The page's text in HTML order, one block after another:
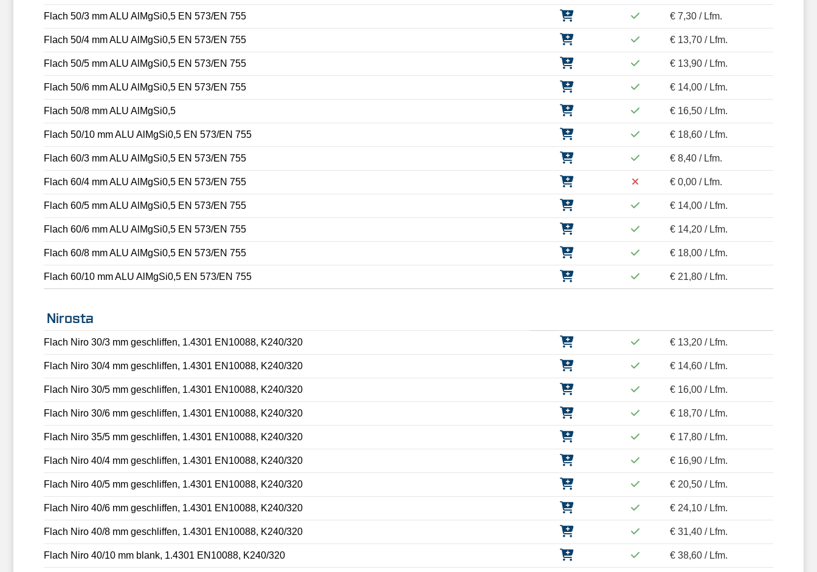
Flach 50/3 mm ALU AlMgSi0,5 EN 573/EN 755 € 7,30 / Lfm.
Flach 50/4 mm ALU AlMgSi0,5 EN 573/EN 755 € 13,70 / Lfm.
Flach 50/5 mm ALU AlMgSi0,5 EN 573/EN 755 € 13,90 / Lfm.
Flach 50/6 mm ALU AlMgSi0,5 EN 573/EN 755 € 14,00 / Lfm.
Flach 50/8 mm ALU AlMgSi0,5 € 16,50 / Lfm.
Flach 50/10 mm ALU AlMgSi0,5 EN 573/EN 755 € 18,60 / Lfm.
Flach 60/3 mm ALU AlMgSi0,5 EN 573/EN 755 € 8,40 / Lfm.
Flach 60/4 mm ALU AlMgSi0,5 EN 573/EN 755 € 0,00 / Lfm.
Flach 60/5 mm ALU AlMgSi0,5 EN 573/EN 755 € 14,00 / Lfm.
Flach 60/6 mm ALU AlMgSi0,5 EN 573/EN 755 € 14,20 / Lfm.
Flach 60/8 mm ALU AlMgSi0,5 EN 573/EN 755 € 18,00 / Lfm.
Flach 60/10 mm ALU AlMgSi0,5 EN 573/EN 755 € 21,80 / Lfm.
Nirosta
Flach Niro 30/3 mm geschliffen, 1.4301 EN10088, K240/320 € 13,20 / Lfm.
Flach Niro 30/4 mm geschliffen, 1.4301 EN10088, K240/320 € 14,60 / Lfm.
Flach Niro 30/5 mm geschliffen, 1.4301 EN10088, K240/320 € 16,00 / Lfm.
Flach Niro 30/6 mm geschliffen, 1.4301 EN10088, K240/320 € 18,70 / Lfm.
Flach Niro 35/5 mm geschliffen, 1.4301 EN10088, K240/320 € 17,80 / Lfm.
Flach Niro 40/4 mm geschliffen, 1.4301 EN10088, K240/320 € 16,90 / Lfm.
Flach Niro 40/5 mm geschliffen, 1.4301 EN10088, K240/320 € 20,50 / Lfm.
Flach Niro 40/6 mm geschliffen, 1.4301 EN10088, K240/320 € 24,10 / Lfm.
Flach Niro 40/8 mm geschliffen, 1.4301 EN10088, K240/320 € 31,40 / Lfm.
Flach Niro 40/10 mm blank, 1.4301 EN10088, K240/320 € 38,60 / Lfm.